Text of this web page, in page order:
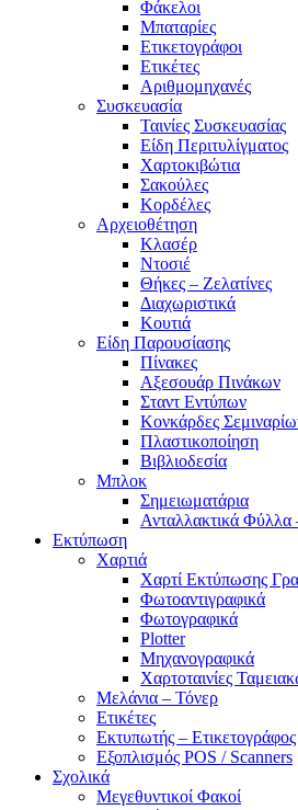
Φάκελοι
Μπαταρίες
Ετικετογράφοι
Ετικέτες
Αριθμομηχανές
Συσκευασία
Ταινίες Συσκευασίας
Είδη Περιτυλίγματος
Χαρτοκιβώτια
Σακούλες
Κορδέλες
Αρχειοθέτηση
Κλασέρ
Ντοσιέ
Θήκες – Ζελατίνες
Διαχωριστικά
Κουτιά
Είδη Παρουσίασης
Πίνακες
Αξεσουάρ Πινάκων
Σταντ Εντύπων
Κονκάρδες
Πλαστικοποίηση
Βιβλιοδεσία
Μπλοκ
Σημειωματάρια
Ανταλλακτικά
Εκτύπωση
Χαρτιά
Χαρτί Εκτύπωσης
Φωτοαντιγραφικά
Φωτογραφικά
Plotter
Μηχανογραφικά
Χαρτοταινίες
Μελάνια – Τόνερ
Ετικέτες
Εκτυπωτής – Ετικετογράφος
Εξοπλισμός POS / Scanners
Σχολικά
Μεγεθυντικοί Φακοί